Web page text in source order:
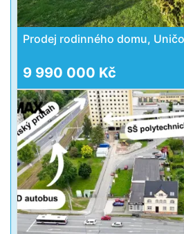
Prodej rodinného domu,
9 990 000 Kč